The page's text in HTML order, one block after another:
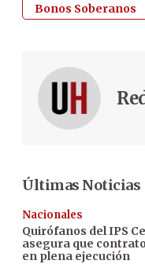
Bonos Soberanos
Últimas Noticias
Nacionales
Quirófanos del IPS
asegura que
en plena ejecución